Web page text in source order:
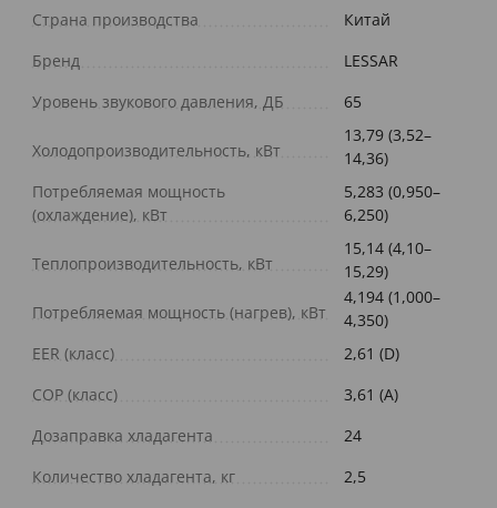
Страна производства
Китай
Бренд
LESSAR
Уровень звукового давления, ДБ
65
Холодопроизводительность, кВт
13,79 (3,52–
14,36)
Потребляемая мощность
(охлаждение), кВт
5,283 (0,950–
6,250)
Теплопроизводительность, кВт
15,14 (4,10–
15,29)
Потребляемая мощность (нагрев), кВт
4,194 (1,000–
4,350)
EER (класс)
2,61 (D)
COP (класс)
3,61 (A)
Дозаправка хладагента
24
Количество хладагента, кг
2,5